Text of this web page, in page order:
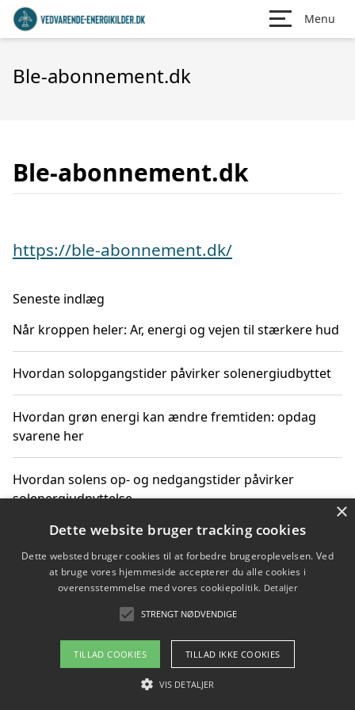
Menu
Ble-abonnement.dk
Ble-abonnement.dk
https://ble-abonnement.dk/
Seneste indlæg
Når kroppen heler: Ar, energi og vejen til stærkere hud
Hvordan solopgangstider påvirker solenergiudbyttet
Hvordan grøn energi kan ændre fremtiden: opdag
svarene her
Hvordan solens op- og nedgangstider påvirker
solenergiudnyttelse
Hvordan du får svar på energispørgsmål om
vedvarende energikilder
Om / kontakt
Blog Betingelser
×
Dette website bruger tracking cookies
Dette websted bruger cookies til at forbedre brugeroplevelsen. Ved
at bruge vores hjemmeside accepterer du alle cookies i
overensstemmelse med vores cookiepolitik. Detaljer
STRENGT NØDVENDIGE
TILLAD COOKIES TILLAD IKKE COOKIES
VIS DETALJER